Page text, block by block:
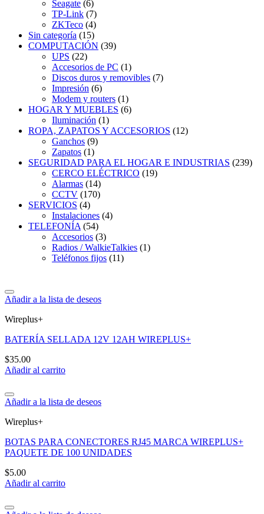
Seagate (6)
TP-Link (7)
ZKTeco (4)
Sin categoría (15)
COMPUTACIÓN (39)
UPS (22)
Accesorios de PC (1)
Discos duros y removibles (7)
Impresión (6)
Modem y routers (1)
HOGAR Y MUEBLES (6)
Iluminación (1)
ROPA, ZAPATOS Y ACCESORIOS (12)
Ganchos (9)
Zapatos (1)
SEGURIDAD PARA EL HOGAR E INDUSTRIAS (239)
CERCO ELÉCTRICO (19)
Alarmas (14)
CCTV (170)
SERVICIOS (4)
Instalaciones (4)
TELEFONÍA (54)
Accesorios (3)
Radios / WalkieTalkies (1)
Teléfonos fijos (11)
Añadir a la lista de deseos
Wireplus+
BATERÍA SELLADA 12V 12AH WIREPLUS+
$35.00
Añadir al carrito
Añadir a la lista de deseos
Wireplus+
BOTAS PARA CONECTORES RJ45 MARCA WIREPLUS+
PAQUETE DE 100 UNIDADES
$5.00
Añadir al carrito